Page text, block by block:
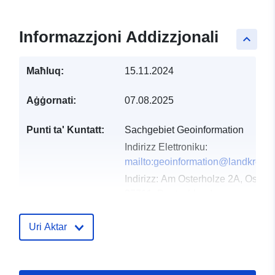
keyboard_arrow_up
Informazzjoni Addizzjonali
Maħluq: 15.11.2024
Aġġornati: 07.08.2025
Punti ta' Kuntatt:
Sachgebiet Geoinformation
Indirizz Elettroniku:
mailto:geoinformation@landkreis-
Indirizz: Am Osterholze 2A,
Reġistru tal-
Miżjud ma’ data.europa.eu:
Uri Aktar